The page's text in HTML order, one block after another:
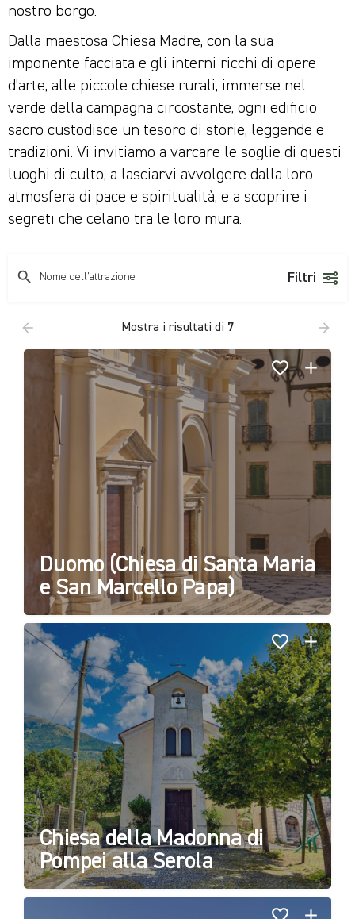
nostro borgo.
Dalla maestosa Chiesa Madre, con la sua
imponente facciata e gli interni ricchi di opere
d’arte, alle piccole chiese rurali, immerse nel
verde della campagna circostante, ogni edificio
sacro custodisce un tesoro di storie, leggende e
tradizioni. Vi invitiamo a varcare le soglie di questi
luoghi di culto, a lasciarvi avvolgere dalla loro
atmosfera di pace e spiritualità, e a scoprire i
segreti che celano tra le loro mura.
Filtri
Mostra i risultati di 7
Duomo (Chiesa di Santa Maria
e San Marcello Papa)
Chiesa della Madonna di
Pompei alla Serola